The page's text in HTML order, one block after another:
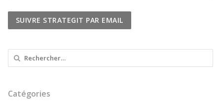
Rechercher :
Catégories